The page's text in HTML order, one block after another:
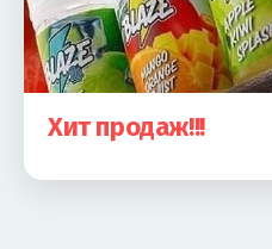
Хит продаж!!!